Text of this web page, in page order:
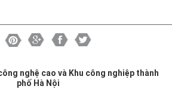
nghệ cao và Khu công nghiệp thành
phố Hà Nội